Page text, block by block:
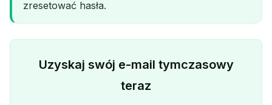
zresetować hasła.
Uzyskaj swój e-mail tymczasowy
teraz